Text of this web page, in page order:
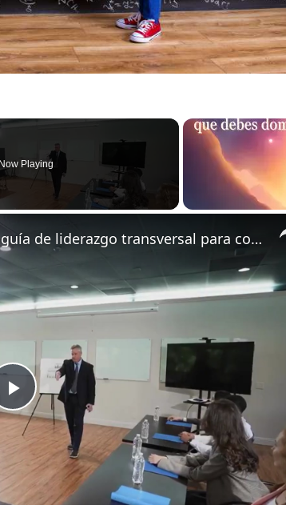
Playing
Play
Video
Ser indispensable en la era de la IA: guía de liderazgo transversal para conectar equipos